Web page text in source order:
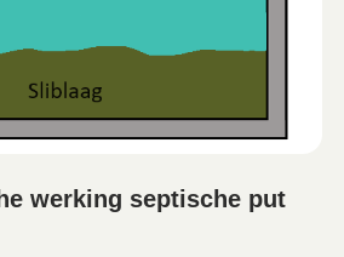
werking septische put